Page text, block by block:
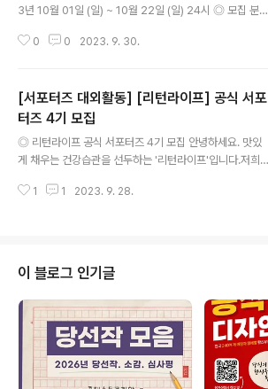
3년 10월 01일 (일) ~ 10월 22일 (일) 24시 ◎ 모집 분야
피 작품 기고 ◎ 합격자 발표 2023년 10월 31일 (화), 개
히 모십니다! - 문화를 애호하고, 사색을 담아 자신만의 이
야기를 기고하실 분. - 아트인사이트의 모토에 공감하며,
저마다의 ART insight를 더불어 가꾸어 나아가실 분. -
아트인사이트 문화초대를 통해 문화를 다채로이 머금어,
가 분들과 스스럼없이 향유하..
0 0 2023. 9. 30.
[서포터즈 대외활동] [리턴라이프] 공식 서포
터즈 4기 모집
◎ 리턴라이프 공식 서포터즈 4기 모집 안녕하세요. 맛있
게 채우는 건강습관을 선두하는 '리턴라이프'입니다.저희
균형있고 건강하게 챙겨먹는 좋은 습관을 위해믿고 섭취할
쏙과 함께2개월간의 즐거운 활동을 할 쏙포터즈 20인을
모집합니다 ◎ 활동내용 리턴라이프 제품 섭취 후기 및 활
동 미션 개인 블로그 or SNS채널 업로드 브랜드 관련 설
문조사 참여 브랜드 및 제품관련 사진 촬영 or 영상 컨텐츠
제작 브랜드 홍보 관련 상시 미션 진행 (인스타 소통 댓글/
이벤트 소문내기등) ◎ 모집 대상 리..
1 1 2023. 9. 28.
이 블로그 인기글